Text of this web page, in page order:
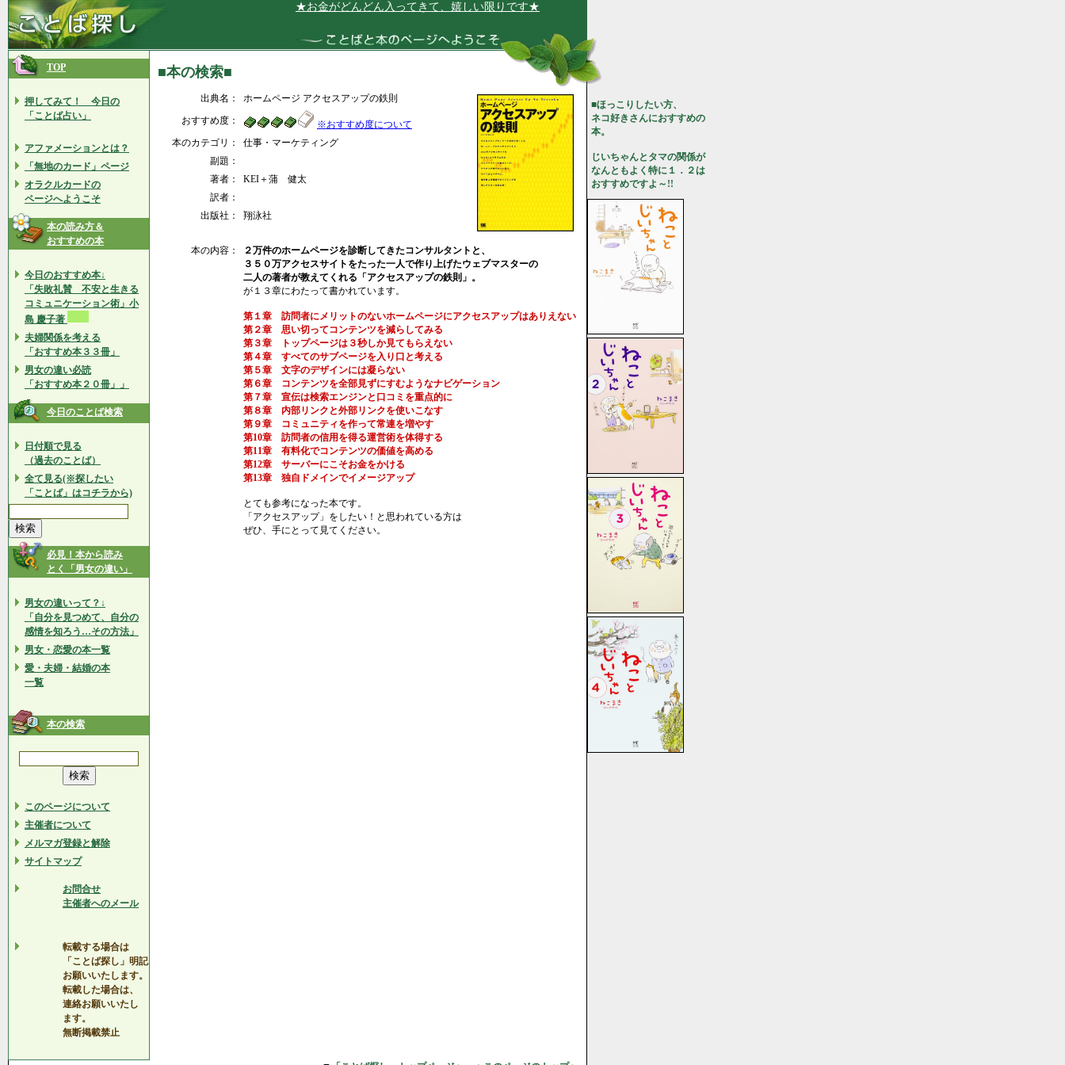
★お金がどんどん入ってきて、嬉しい限りです★
TOP
押してみて！ 今日の
「ことば占い」
アファメーションとは？
「無地のカード」ページ
オラクルカードの
ページへようこそ
本の読み方＆
おすすめの本
今日のおすすめ本↓
「失敗礼賛 不安と生きる
コミュニケーション術」小
島 慶子著
夫婦関係を考える
「おすすめ本３３冊」
男女の違い必読
「おすすめ本２０冊」」
今日のことば検索
日付順で見る
（過去のことば）
全て見る(※探したい
「ことば」はコチラから)
必見！本から読み
とく「男女の違い」
男女の違いって？↓
「自分を見つめて、自分の
感情を知ろう…その方法」
男女・恋愛の本一覧
愛・夫婦・結婚の本
一覧
本の検索
このページについて
主催者について
メルマガ登録と解除
サイトマップ
お問合せ
主催者へのメール
転載する場合は
「ことば探し」明記
お願いいたします。
転載した場合は、
連絡お願いいたし
ます。
無断掲載禁止
■本の検索■
出典名：
ホームページ アクセスアップの鉄則
おすすめ度：
※おすすめ度について
本のカテゴリ：
仕事・マーケティング
副題：
著者：
KEI＋蒲 健太
訳者：
出版社：
翔泳社
本の内容：
２万件のホームページを診断してきたコンサルタントと、
３５０万アクセスサイトをたった一人で作り上げたウェブマスターの
二人の著者が教えてくれる「アクセスアップの鉄則」。
が１３章にわたって書かれています。
第１章 訪問者にメリットのないホームページにアクセスアップはありえない
第２章 思い切ってコンテンツを減らしてみる
第３章 トップページは３秒しか見てもらえない
第４章 すべてのサブページを入り口と考える
第５章 文字のデザインには凝らない
第６章 コンテンツを全部見ずにすむようなナビゲーション
第７章 宣伝は検索エンジンと口コミを重点的に
第８章 内部リンクと外部リンクを使いこなす
第９章 コミュニティを作って常連を増やす
第10章 訪問者の信用を得る運営術を体得する
第11章 有料化でコンテンツの価値を高める
第12章 サーバーにこそお金をかける
第13章 独自ドメインでイメージアップ
とても参考になった本です。
「アクセスアップ」をしたい！と思われている方は
ぜひ、手にとって見てください。
■ほっこりしたい方、
ネコ好きさんにおすすめの
本。
じいちゃんとタマの関係が
なんともよく特に１．２は
おすすめですよ～!!